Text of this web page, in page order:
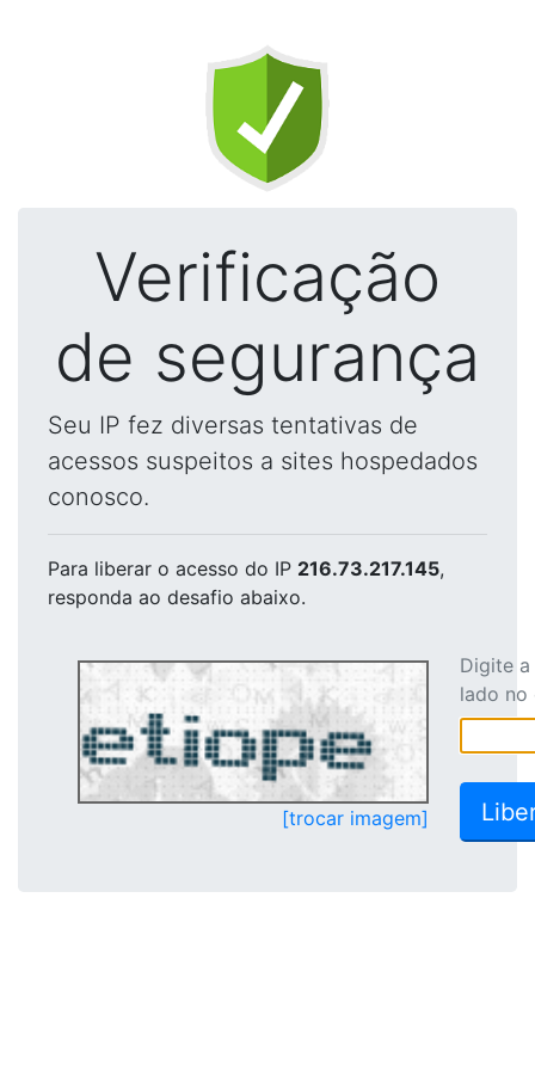
Verificação
de segurança
Seu IP fez diversas tentativas de
acessos suspeitos a sites hospedados
conosco.
Para liberar o acesso do IP 216.73.217.145,
responda ao desafio abaixo.
[trocar imagem]
Digite
lado no